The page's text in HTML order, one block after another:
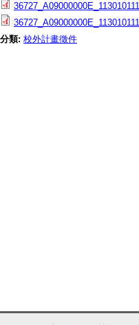
分類: 校外計畫徵件